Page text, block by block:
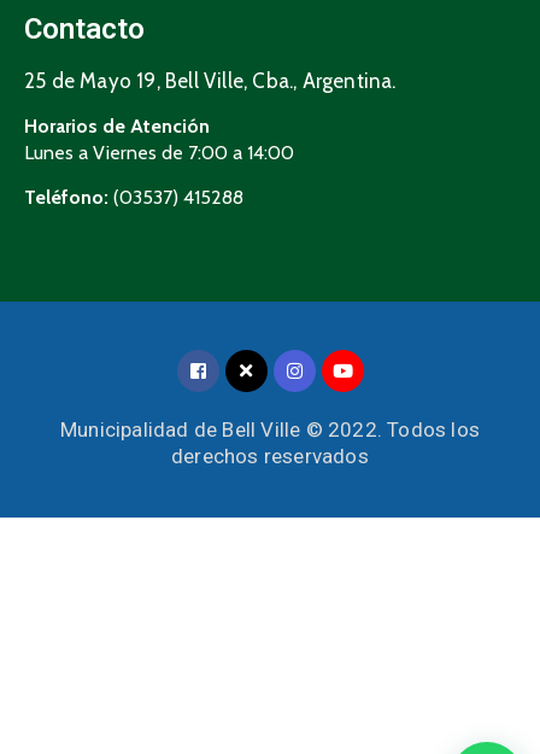
Contacto
25 de Mayo 19, Bell Ville, Cba., Argentina.
Horarios de Atención
Lunes a Viernes de 7:00 a 14:00
Teléfono: (03537) 415288
Municipalidad de Bell Ville © 2022. Todos los
derechos reservados